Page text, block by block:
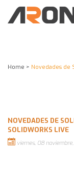
Home > Novedades de
NOVEDADES DE
SOLIDWORKS LIVE
viernes, 08